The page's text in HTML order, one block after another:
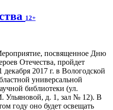
12+
посвященное Дню
Отечества, пройдет
декабря 2017 г. в Вологодской
универсальной
библиотеки (ул.
Ульяновой, д. 1, зал № 12). В
году оно будет освещать